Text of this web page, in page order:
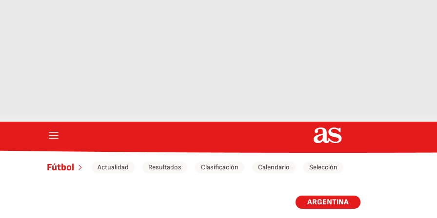
Fútbol Actualidad Resultados Clasificación Calendario Selección
ARGENTINA